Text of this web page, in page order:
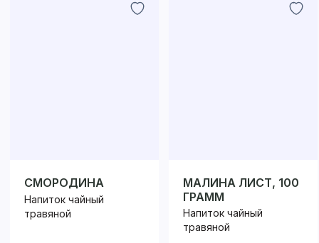
СМОРОДИНА
Напиток чайный
травяной
МАЛИНА ЛИСТ, 100
ГРАММ
Напиток чайный
травяной